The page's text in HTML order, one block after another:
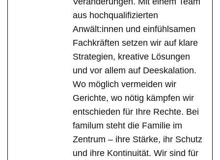
aus hochqualifizierten
Anwält:innen und einfühlsamen
Fachkräften setzen wir auf klare
Strategien, kreative Lösungen
und vor allem auf Deeskalation.
Wo möglich vermeiden wir
Gerichte, wo nötig kämpfen wir
entschieden für Ihre Rechte. Bei
familum steht die Familie im
Zentrum – ihre Stärke, ihr Schutz
und ihre Kontinuität. Wir sind für